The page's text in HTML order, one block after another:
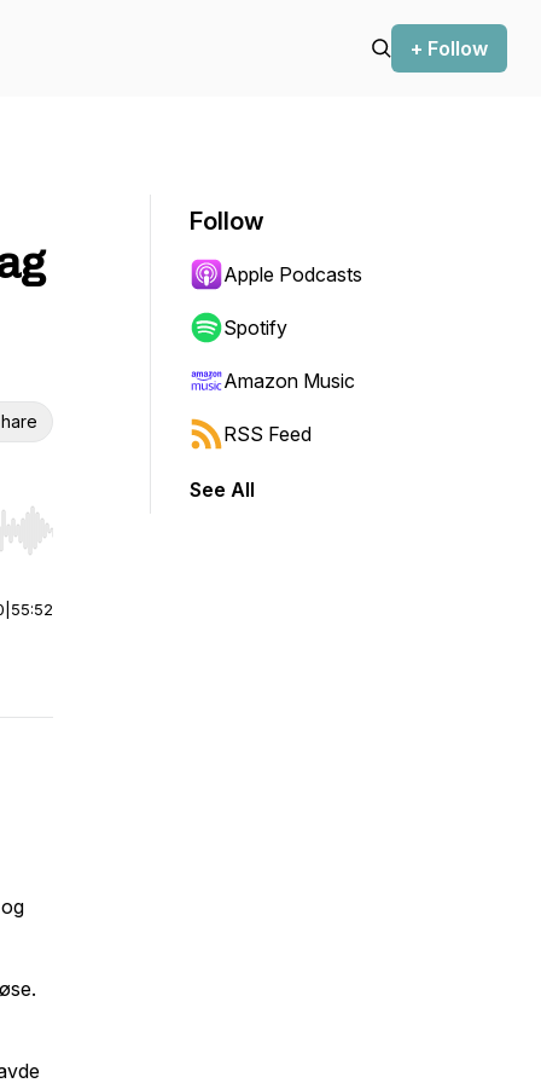
+ Follow
Hold shift to jump forward or backward.
55:52
Follow
Apple Podcasts
Spotify
Amazon Music
RSS Feed
See All